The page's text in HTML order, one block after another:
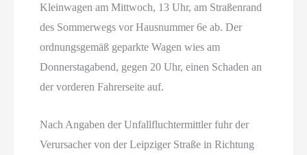
Kleinwagen am Mittwoch, 13 Uhr, am Straßenrand
des Sommerwegs vor Hausnummer 6e ab. Der
ordnungsgemäß geparkte Wagen wies am
Donnerstagabend, gegen 20 Uhr, einen Schaden an
der vorderen Fahrerseite auf.
Nach Angaben der Unfallfluchtermittler fuhr der
Verursacher von der Leipziger Straße in Richtung